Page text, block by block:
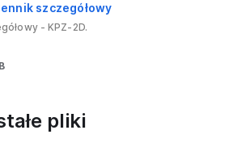
szczegółowy
- KPZ-2D.
pliki